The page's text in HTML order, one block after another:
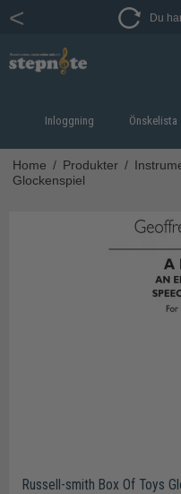
Du
Inloggning Önskelista
Home / Produkter /
Glockenspiel
Russell-smith Box Of Toys